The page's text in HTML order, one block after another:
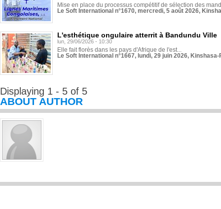
Mise en place du processus compétitif de sélection des
Le Soft International n°1670, mercredi, 5 août 2026,
L'esthétique ongulaire atterrit à Bandundu Ville
lun, 29/06/2026 - 10:30
Elle fait florès dans les pays d'Afrique de l'est...
Le Soft International n°1667, lundi, 29 juin 2026,
Displaying 1 - 5 of 5
ABOUT AUTHOR